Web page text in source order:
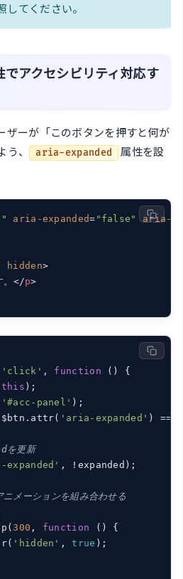
してください。
アクセシビリティ対応す
ザーが「このボタンを押すと何が
う、 aria-expanded
属性を設
aria-expanded= "false"
aria-
hidden>
</p>
'click' , function ( ) {
this );
'#acc-panel' );
$btn.attr( 'aria-expanded' )
更新
, !expanded);
ーションを組み合わせる
300 , function ( ) {
'hidden' , true );